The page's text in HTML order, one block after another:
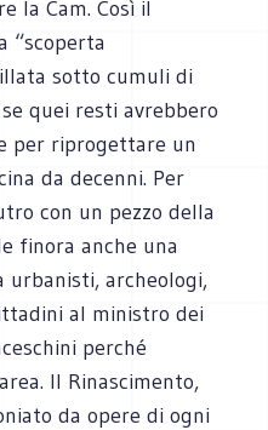
la Cam. Così il
“scoperta
sotto cumuli di
quei resti avrebbero
per riprogettare un
da decenni. Per
con un pezzo della
finora anche una
archeologi,
al ministro dei
perché
Il Rinascimento,
da opere di ogni